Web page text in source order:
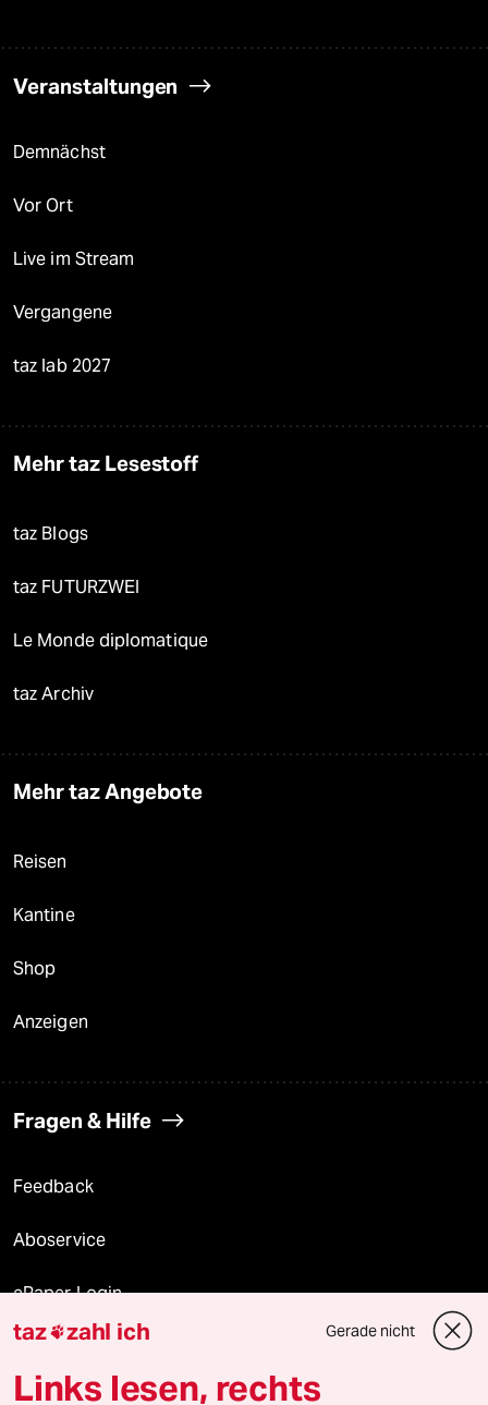
Veranstaltungen
Demnächst
Vor Ort
Live im Stream
Vergangene
taz lab 2027
Mehr taz Lesestoff
taz Blogs
taz FUTURZWEI
Le Monde diplomatique
taz Archiv
Mehr taz Angebote
Reisen
Kantine
Shop
Anzeigen
Fragen & Hilfe
Feedback
Aboservice
ePaper Login
Downloads für Abonnierende
taz zahl ich Gerade nicht
Links lesen, rechts